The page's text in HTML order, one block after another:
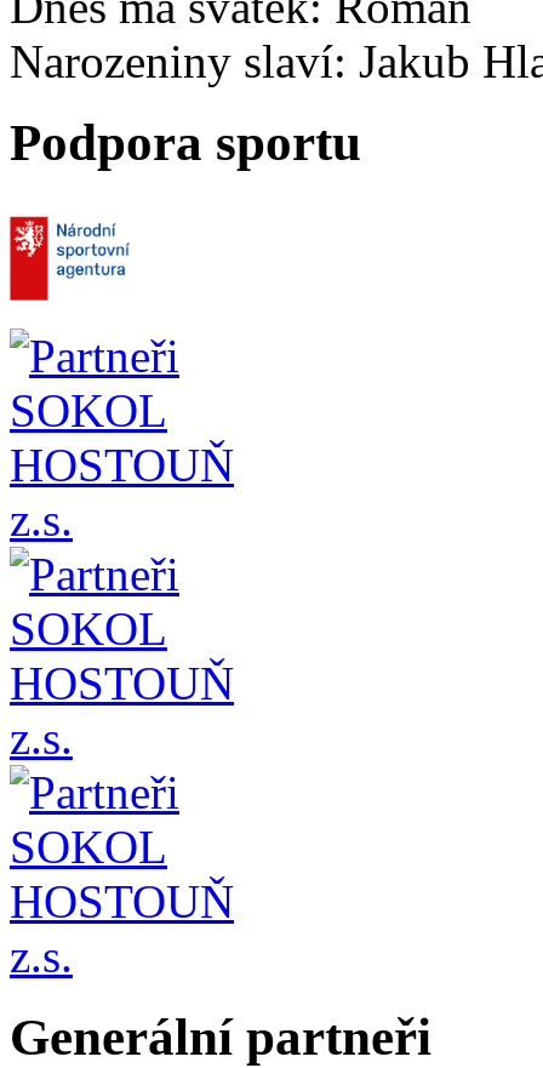
Narozeniny slaví: Jakub
Podpora sportu
Generální partneři